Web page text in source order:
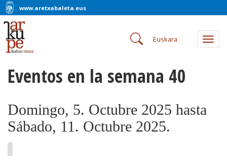
www.aretxabaleta.eus
Euskara
Eventos en la semana 40
Domingo, 5. Octubre 2025 hasta
Sábado, 11. Octubre 2025.